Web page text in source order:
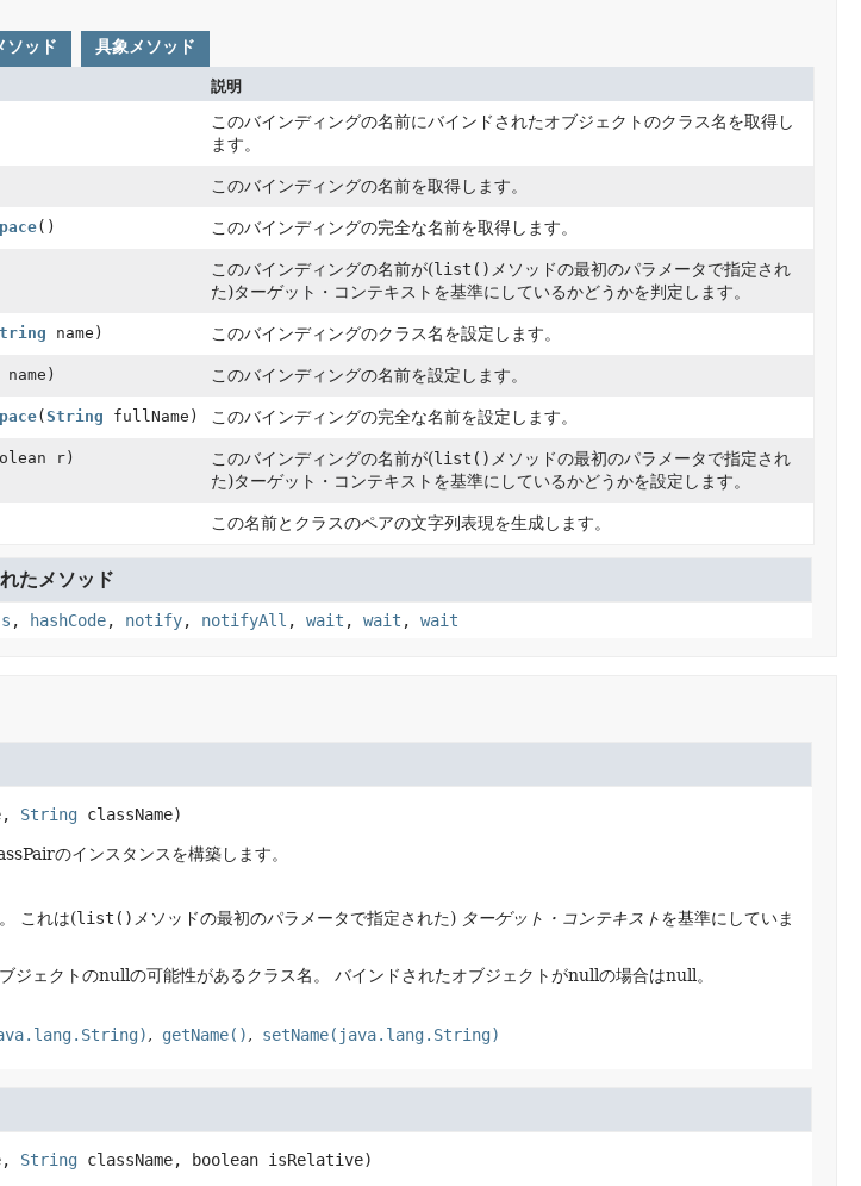
ソッド 具象メソッド
説明
このバインディングの名前にバインドされたオブジェクトのクラス名を取得し
ます。
このバインディングの名前を取得します。
() このバインディングの完全な名前を取得します。
このバインディングの名前が(list() メソッドの最初のパラメータで指定され
た)ターゲット・コンテキストを基準にしているかどうかを判定します。
name) このバインディングのクラス名を設定します。
name) このバインディングの名前を設定します。
( String fullName) このバインディングの完全な名前を設定します。
r) このバインディングの名前が(list() メソッドの最初のパラメータで指定され
た)ターゲット・コンテキストを基準にしているかどうかを設定します。
この名前とクラスのペアの文字列表現を生成します。
たメソッド
, hashCode, notify, notifyAll , wait , wait , wait
String className)
のインスタンスを構築します。
これは(list() メソッドの最初のパラメータで指定された) ターゲット・コンテキストを基準にしていま
ジェクトのnullの可能性があるクラス名。 バインドされたオブジェクトがnullの場合はnull。
getName() setName(java.lang.String)
String className, boolean isRelative)